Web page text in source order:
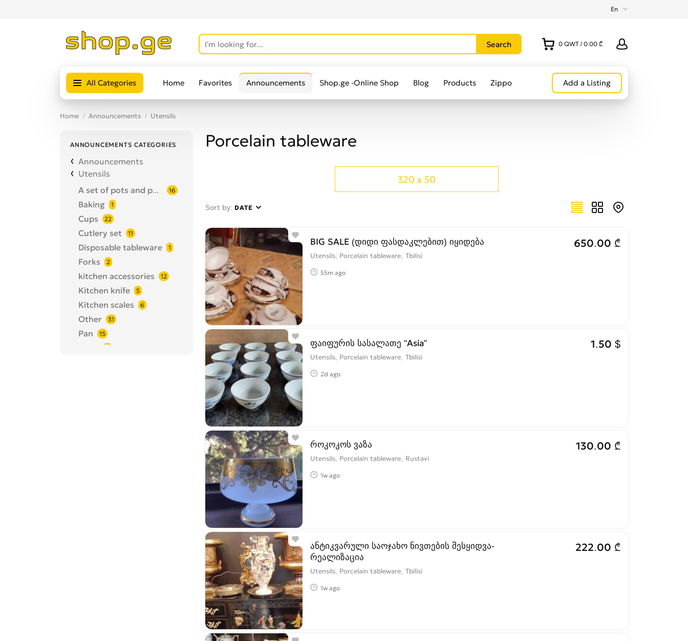
En
0 QWT / 0.00 ₾
All Categories Home Favorites Announcements Shop.ge -Online Shop Blog Products Zippo Add a Listing
Home Announcements Utensils
ANNOUNCEMENTS CATEGORIES
Announcements
Utensils
A set of pots and pans
16
Baking 1
Cups 22
Cutlery set 11
Disposable tableware 1
Forks 2
kitchen accessories 12
Kitchen knife 5
Kitchen scales 6
Other 31
Pan 15
Porcelain tableware
320 x 50
Sort by: DATE
BIG SALE (დიდი ფასდაკლებით) იყიდება
Utensils, Porcelain tableware Tbilisi
55m ago
650.00 ₾
ფაიფურის სასალათე "Asia"
Utensils, Porcelain tableware Tbilisi
2d ago
1.50 $
როკოკოს ვაზა
Utensils, Porcelain tableware Rustavi
1w ago
130.00 ₾
ანტიკვარული საოჯახო ნივთების შესყიდვა-
რეალიზაცია
Utensils, Porcelain tableware Tbilisi
1w ago
222.00 ₾